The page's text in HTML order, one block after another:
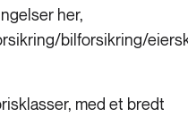
her,
bilforsikring/
med et bredt